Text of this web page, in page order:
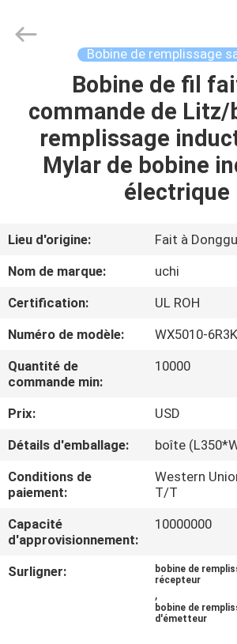
MAISON
PRODUITS
EXPOSITION
VR
SUJET
DE
NOUS
VISITE
D'USINE
CONTRÔLE
DE
QUALITÉ
Co.,Ltd.
Bobine de remplissage
Bobine de fil
commande de Litz/
remplissage
Mylar de bobine
électrique
Lieu d'origine:
Fait à
Nom de marque:
uchi
Certification:
UL ROH
Numéro de modèle:
WX5010-
Quantité de
commande min:
10000
Prix:
USD
Détails d'emballage:
boîte
Conditions de
paiement:
Western
T/T
Capacité
d'approvisionnement:
10000000
Surligner:
bobine de
récepteur
,
bobine de
d'émetteur